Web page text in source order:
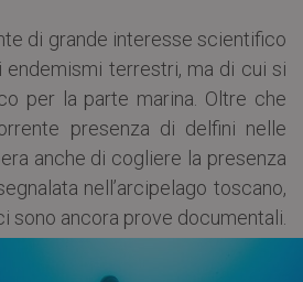
di grande interesse scientifico
endemismi terrestri, ma di cui si
per la parte marina. Oltre che
presenza di delfini nelle
anche di cogliere la presenza
nell’arcipelago toscano,
sono ancora prove documentali.